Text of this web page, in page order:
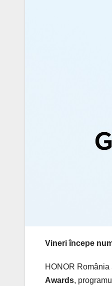
Vineri începe
HONOR
Awards,